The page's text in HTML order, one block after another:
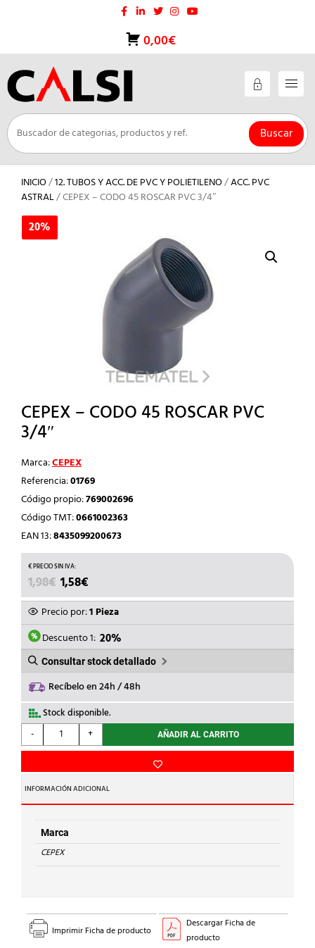
0,00€
Buscar
INICIO/12. TUBOS Y ACC. DE PVC Y POLIETILENO/ACC. PVC
ASTRAL/ CEPEX – CODO 45 ROSCAR PVC 3/4″
20%
CEPEX – CODO 45 ROSCAR PVC
3/4″
Marca:CEPEX
Referencia:01769
Código propio:769002696
Código TMT:0661002363
EAN 13:8435099200673
1,98€ EL
PRECIO
ORIGINAL
ERA:
1,98€.
1,58€
PRECIO
ACTUAL
ES:
1,58€.
Precio por:1 Pieza
Descuento 1: 20%
Consultar stock detallado
Recíbelo en 24h / 48h
Stock disponible.
-
CEPEX
-
45
ROSCAR
PVC
3/4"
cantidad
+ AÑADIR AL CARRITO
INFORMACIÓN ADICIONAL
Marca
CEPEX
20%
Imprimir Ficha de producto
Descargar Ficha de
producto